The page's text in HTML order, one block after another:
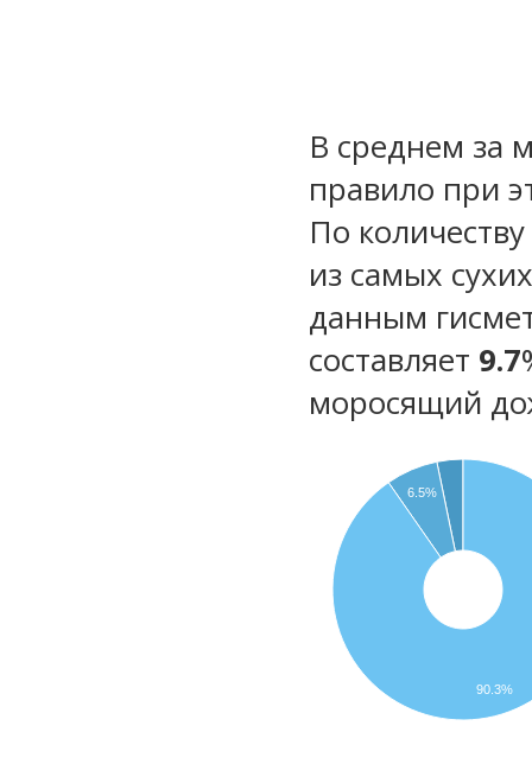
В среднем за
правило при
По
из самых
данным
составляет 9.7
моросящий
6.5%
90.3%